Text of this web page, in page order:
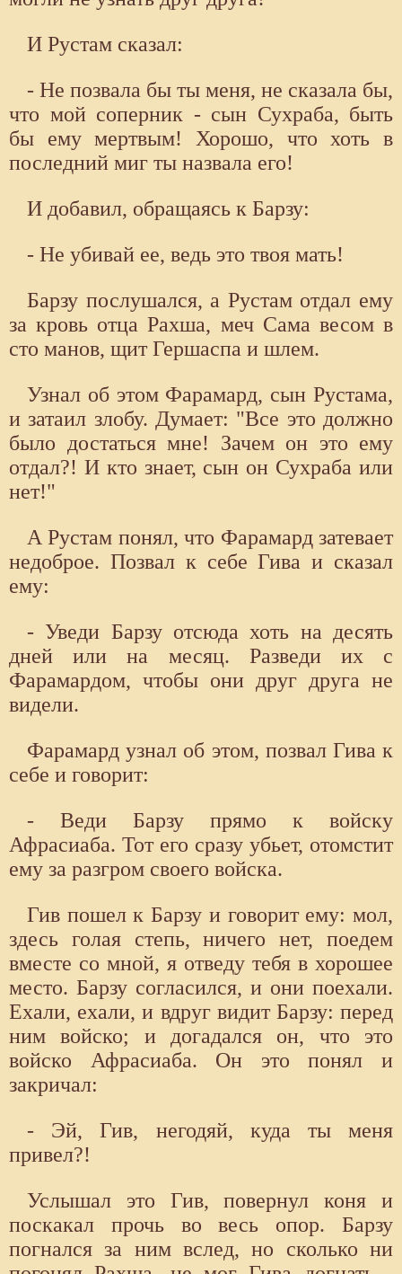
И Рустам сказал:
- Не позвала бы ты меня, не сказала бы,
что мой соперник - сын Сухраба, быть
бы ему мертвым! Хорошо, что хоть в
последний миг ты назвала его!
И добавил, обращаясь к Барзу:
- Не убивай ее, ведь это твоя мать!
Барзу послушался, а Рустам отдал ему
за кровь отца Рахша, меч Сама весом в
сто манов, щит Гершаспа и шлем.
Узнал об этом Фарамард, сын Рустама,
и затаил злобу. Думает: "Все это должно
было достаться мне! Зачем он это ему
отдал?! И кто знает, сын он Сухраба или
нет!"
А Рустам понял, что Фарамард затевает
недоброе. Позвал к себе Гива и сказал
ему:
- Уведи Барзу отсюда хоть на десять
дней или на месяц. Разведи их с
Фарамардом, чтобы они друг друга не
видели.
Фарамард узнал об этом, позвал Гива к
себе и говорит:
- Веди Барзу прямо к войску
Афрасиаба. Тот его сразу убьет, отомстит
ему за разгром своего войска.
Гив пошел к Барзу и говорит ему: мол,
здесь голая степь, ничего нет, поедем
вместе со мной, я отведу тебя в хорошее
место. Барзу согласился, и они поехали.
Ехали, ехали, и вдруг видит Барзу: перед
ним войско; и догадался он, что это
войско Афрасиаба. Он это понял и
закричал:
- Эй, Гив, негодяй, куда ты меня
привел?!
Услышал это Гив, повернул коня и
поскакал прочь во весь опор. Барзу
погнался за ним вслед, но сколько ни